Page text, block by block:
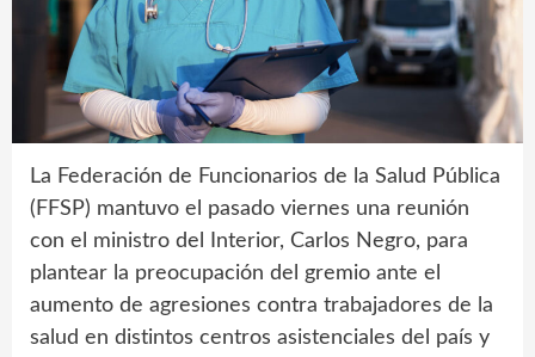
La Federación de Funcionarios de la Salud Pública
(FFSP) mantuvo el pasado viernes una reunión
con el ministro del Interior, Carlos Negro, para
plantear la preocupación del gremio ante el
aumento de agresiones contra trabajadores de la
salud en distintos centros asistenciales del país y